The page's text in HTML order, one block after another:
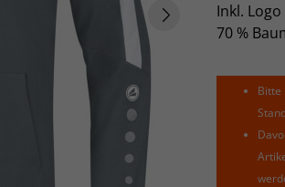
Inkl.
70 %
Bitte